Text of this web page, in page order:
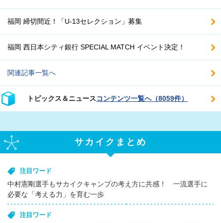
福岡 締切間近！「U-13セレクション」募集
福岡 西日本シティ銀行 SPECIAL MATCH イベント決定！
関連記事一覧へ
トピックス＆ニュースコンテンツ一覧へ（8059件）
サカイクまとめ
注目ワード
中村憲剛選手もサカイクキャンプの考え方に共感！ 一流選手に
必要な「考える力」を育む一歩
注目ワード